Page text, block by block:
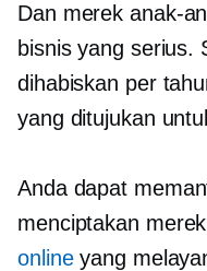
Dan merek anak-
bisnis yang serius.
dihabiskan per
yang ditujukan
Anda dapat
menciptakan
onlineyang